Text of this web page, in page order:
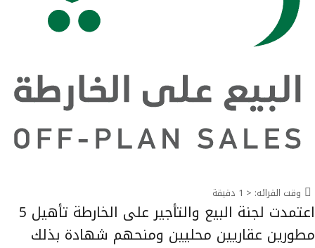
وقت القرائه: < 1 دقيقة
اعتمدت لجنة البيع والتأجير على الخارطة تأهيل 5
مطورين عقاريين محليين ومنحهم شهادة بذلك